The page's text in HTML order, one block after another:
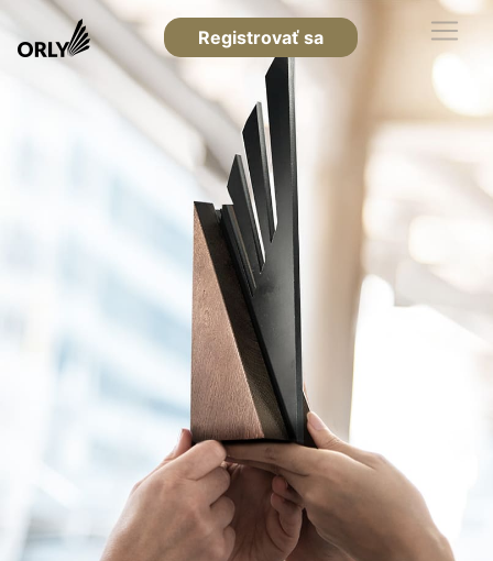
Registrovať sa